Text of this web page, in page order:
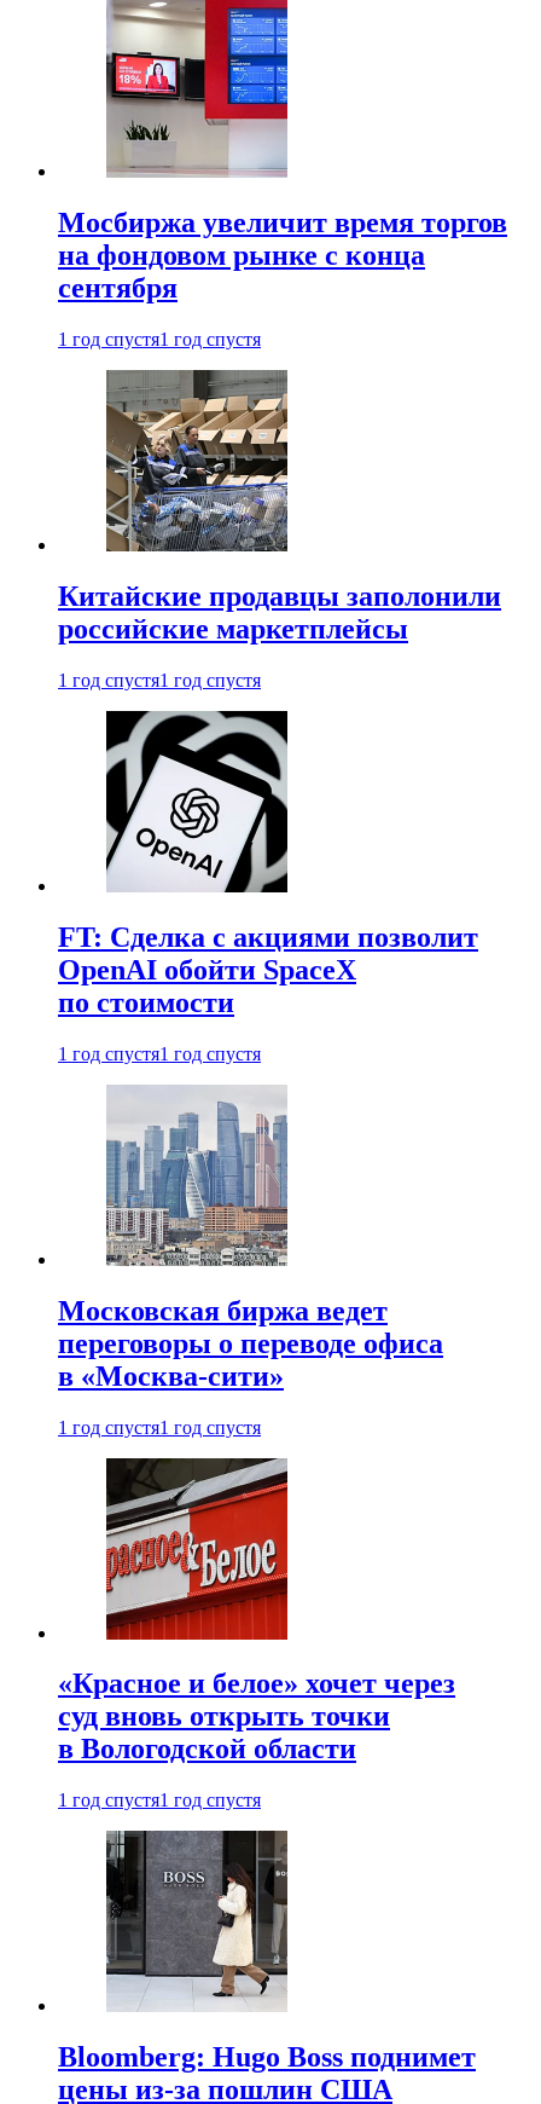
Мосбиржа увеличит время торгов
на фондовом рынке с конца
сентября
1 год спустя1 год спустя
Китайские продавцы заполонили
российские маркетплейсы
1 год спустя1 год спустя
FT: Сделка с акциями позволит
OpenAI обойти SpaceX
по стоимости
1 год спустя1 год спустя
Московская биржа ведет
переговоры о переводе офиса
в «Москва-сити»
1 год спустя1 год спустя
«Красное и белое» хочет через
суд вновь открыть точки
в Вологодской области
1 год спустя1 год спустя
Bloomberg: Hugo Boss поднимет
цены из-за пошлин США